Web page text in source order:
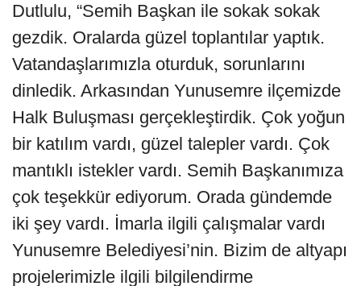
Dutlulu, “Semih Başkan ile sokak sokak
gezdik. Oralarda güzel toplantılar yaptık.
Vatandaşlarımızla oturduk, sorunlarını
dinledik. Arkasından Yunusemre ilçemizde
Halk Buluşması gerçekleştirdik. Çok yoğun
bir katılım vardı, güzel talepler vardı. Çok
mantıklı istekler vardı. Semih Başkanımıza
çok teşekkür ediyorum. Orada gündemde
iki şey vardı. İmarla ilgili çalışmalar vardı
Yunusemre Belediyesi’nin. Bizim de altyapı
projelerimizle ilgili bilgilendirme